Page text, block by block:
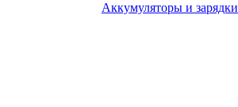
Аккумуляторы и зарядки